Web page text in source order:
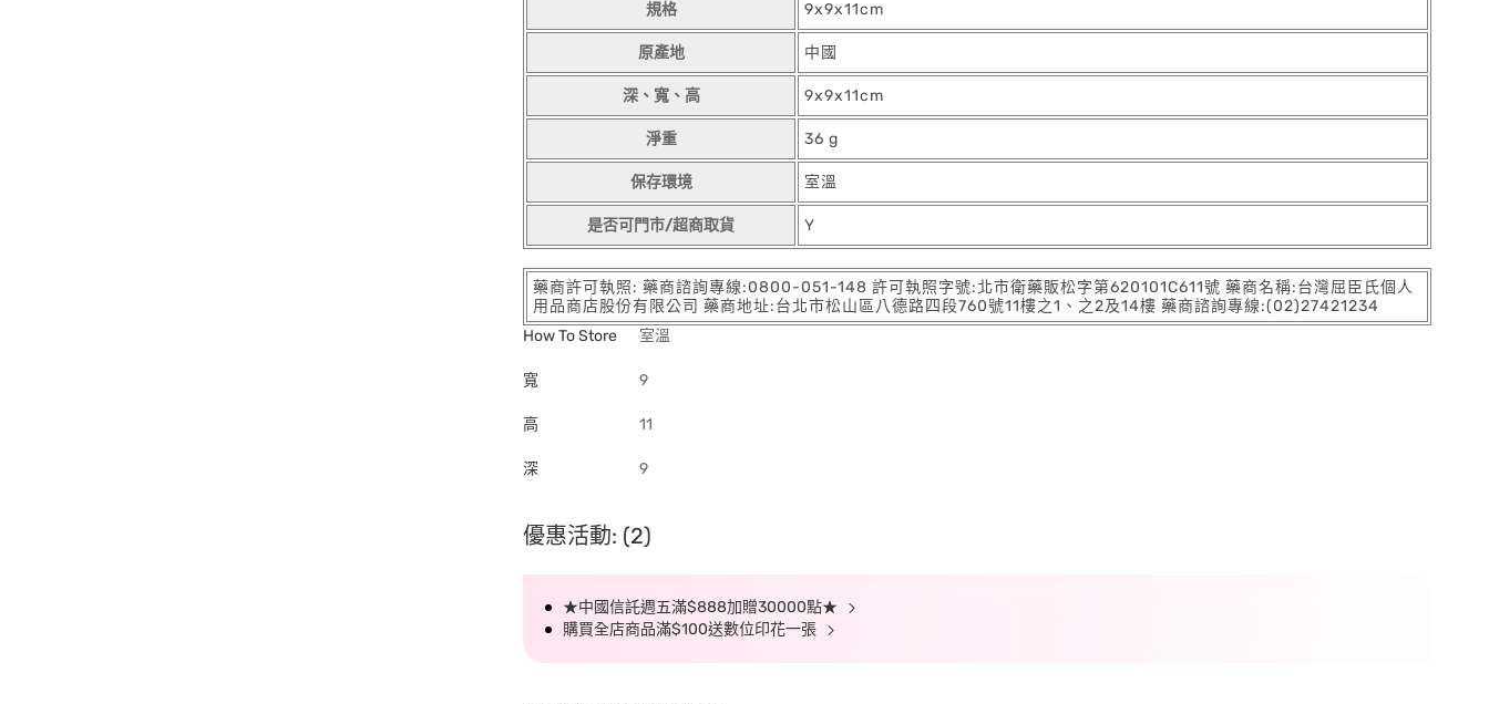
規格 9x9x11cm
原產地 中國
深、寬、高 9x9x11cm
淨重 36 g
保存環境 室溫
是否可門市/超商取貨 Y
藥商許可執照: 藥商諮詢專線:0800-051-148 許可執照字號:北市衛藥販松字第620101C611號 藥商名稱:台灣屈臣氏個人
用品商店股份有限公司 藥商地址:台北市松山區八德路四段760號11樓之1、之2及14樓 藥商諮詢專線:(02)27421234
How To Store
室溫
寬 9
高 11
深 9
優惠活動: (2)
★中國信託週五滿$888加贈30000點★
購買全店商品滿$100送數位印花一張